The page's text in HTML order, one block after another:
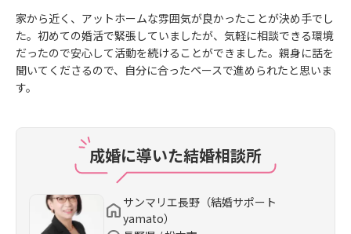
家から近く、アットホームな雰囲気が良かったことが決め手でし
た。初めての婚活で緊張していましたが、気軽に相談できる環境
だったので安心して活動を続けることができました。親身に話を
聞いてくださるので、自分に合ったペースで進められたと思いま
す。
成婚に導いた結婚相談所
サンマリエ長野（結婚サポート
yamato）